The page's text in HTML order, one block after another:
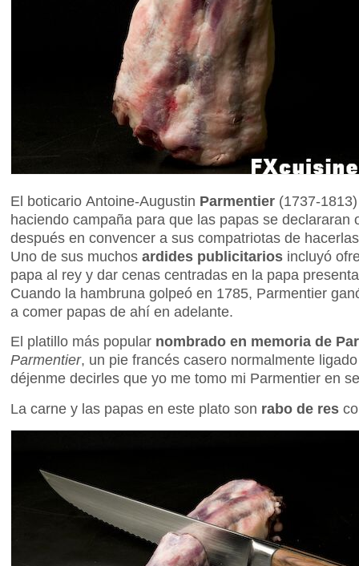
El boticario Antoine-Augustin Parmentier (1737-
haciendo campaña para que las papas se declararan
después en convencer a sus compatriotas de
Uno de sus muchos ardides publicitarios incluyó
papa al rey y dar cenas centradas en la papa
Cuando la hambruna golpeó en 1785, Parmentier
a comer papas de ahí en adelante.
El platillo más popular nombrado en memoria de
Parmentier, un pie francés casero normalmente
déjenme decirles que yo me tomo mi Parmentier en
La carne y las papas en este plato son rabo de res